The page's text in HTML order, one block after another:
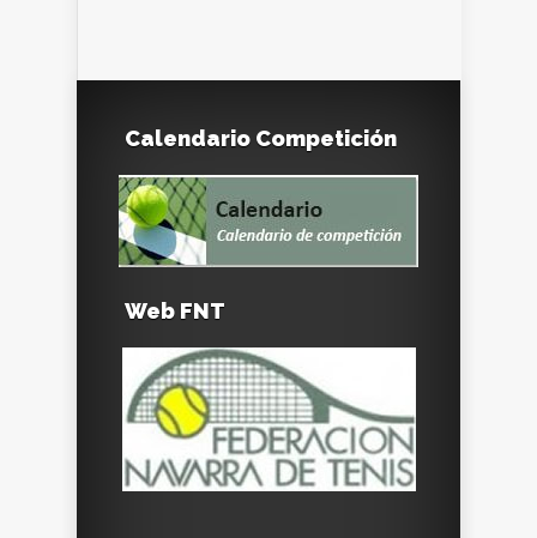
Calendario Competición
Web FNT